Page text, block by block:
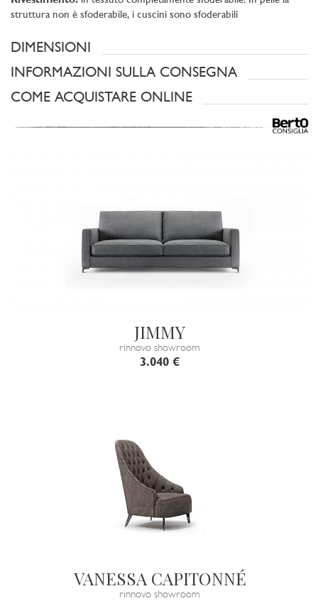
struttura non è sfoderabile, i cuscini sono sfoderabili
DIMENSIONI
INFORMAZIONI SULLA CONSEGNA
COME ACQUISTARE ONLINE
JIMMY
rinnovo showroom
3.040 €
VANESSA CAPITONNÉ
rinnovo showroom